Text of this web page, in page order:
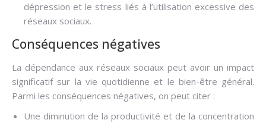
dépression et le stress liés à l’utilisation excessive des
réseaux sociaux.
Conséquences négatives
La dépendance aux réseaux sociaux peut avoir un impact
significatif sur la vie quotidienne et le bien-être général.
Parmi les conséquences négatives, on peut citer :
Une diminution de la productivité et de la concentration